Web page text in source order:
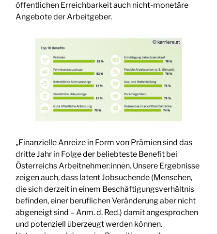
öffentlichen Erreichbarkeit auch nicht-monetäre
Angebote der Arbeitgeber.
© karriere.at
„Finanzielle Anreize in Form von Prämien sind das
dritte Jahr in Folge der beliebteste Benefit bei
Österreichs Arbeitnehmer:innen. Unsere Ergebnisse
zeigen auch, dass latent Jobsuchende (Menschen,
die sich derzeit in einem Beschäftigungsverhältnis
befinden, einer beruflichen Veränderung aber nicht
abgeneigt sind – Anm. d. Red.) damit angesprochen
und potenziell überzeugt werden können.